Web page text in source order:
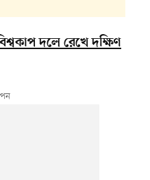
দলে রেখে দক্ষিণ